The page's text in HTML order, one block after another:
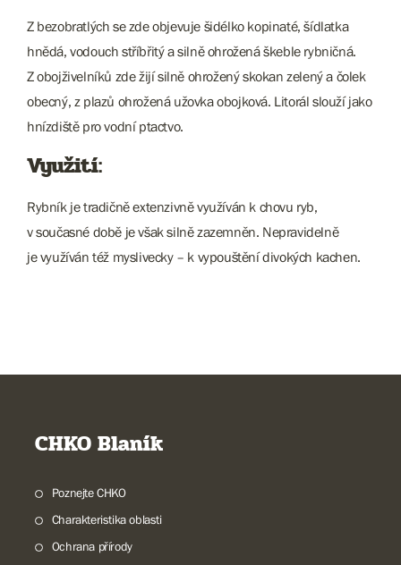
Z bezobratlých se zde objevuje šidélko kopinaté, šídlatka
hnědá, vodouch stříbřitý a silně ohrožená škeble rybničná.
Z obojživelníků zde žijí silně ohrožený skokan zelený a čolek
obecný, z plazů ohrožená užovka obojková. Litorál slouží jako
hnízdiště pro vodní ptactvo.
Využití:
Rybník je tradičně extenzivně využíván k chovu ryb,
v současné době je však silně zazemněn. Nepravidelně
je využíván též myslivecky – k vypouštění divokých kachen.
CHKO Blaník
Poznejte CHKO
Charakteristika oblasti
Ochrana přírody